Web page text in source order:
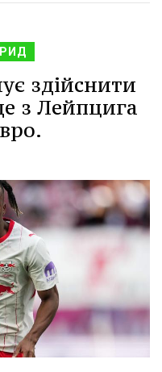
здійснити
з Лейпцига